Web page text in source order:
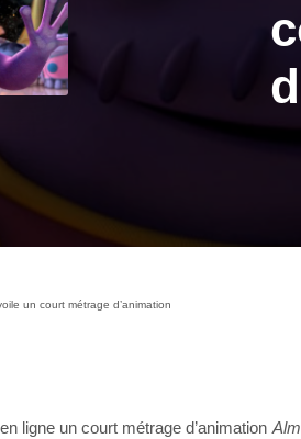
un court métrage d’animation
ligne un court métrage d’animation